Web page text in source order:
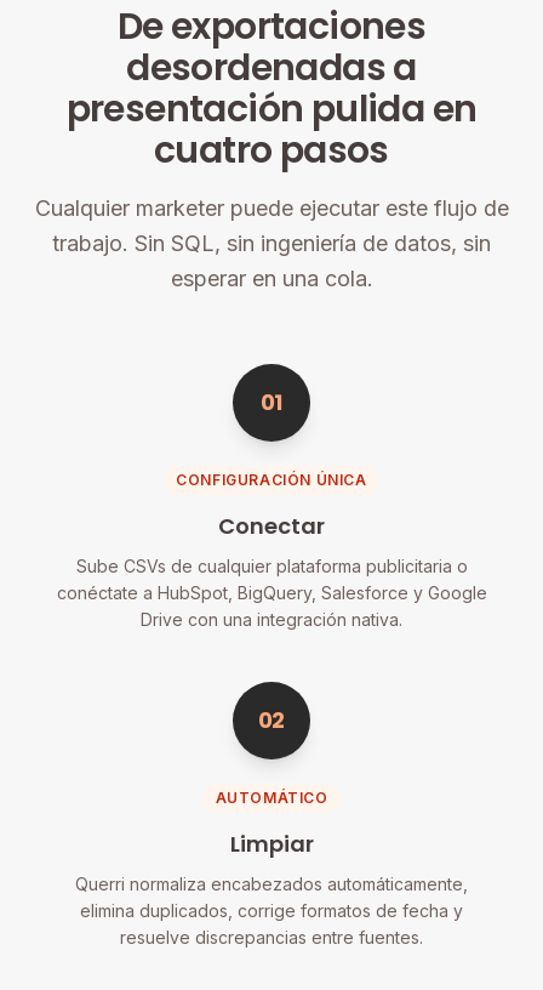
De exportaciones
desordenadas a
presentación pulida en
cuatro pasos
Cualquier marketer puede ejecutar este flujo de
trabajo. Sin SQL, sin ingeniería de datos, sin
esperar en una cola.
01
CONFIGURACIÓN ÚNICA
Conectar
Sube CSVs de cualquier plataforma publicitaria o
conéctate a HubSpot, BigQuery, Salesforce y Google
Drive con una integración nativa.
02
AUTOMÁTICO
Limpiar
Querri normaliza encabezados automáticamente,
elimina duplicados, corrige formatos de fecha y
resuelve discrepancias entre fuentes.